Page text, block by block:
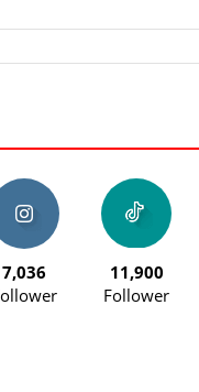
7,036
11,900
Follower